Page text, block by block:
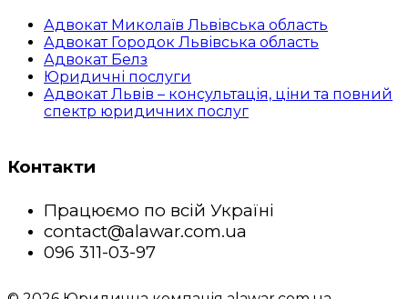
Адвокат Миколаїв Львівська область
Адвокат Городок Львівська область
Адвокат Белз
Юридичні послуги
Адвокат Львів – консультація, ціни та повний
спектр юридичних послуг
Контакти
Працюємо по всій Україні
contact@alawar.com.ua
096 311-03-97